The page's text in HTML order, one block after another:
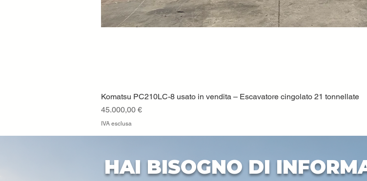
Vista rapida
Komatsu PC210LC-8 usato in vendita – Escavatore cingolato 21 tonnellate
Prezzo
45.000,00 €
IVA esclusa
HAI BISOGNO DI